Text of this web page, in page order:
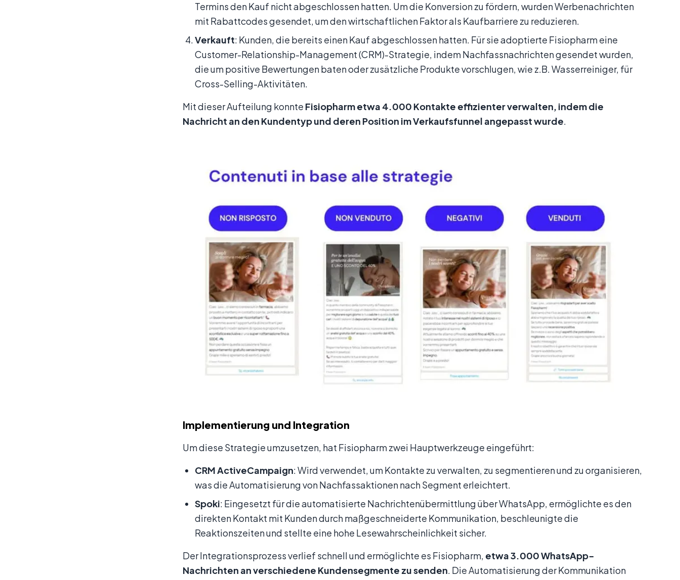
Termins den Kauf nicht abgeschlossen hatten. Um die Konversion zu fördern, wurden Werbenachrichten
mit Rabattcodes gesendet, um den wirtschaftlichen Faktor als Kaufbarriere zu reduzieren.
Verkauft: Kunden, die bereits einen Kauf abgeschlossen hatten. Für sie adoptierte Fisiopharm eine
Customer-Relationship-Management (CRM)-Strategie, indem Nachfassnachrichten gesendet wurden,
die um positive Bewertungen baten oder zusätzliche Produkte vorschlugen, wie z.B. Wasserreiniger, für
Cross-Selling-Aktivitäten.
Mit dieser Aufteilung konnte Fisiopharm etwa 4.000 Kontakte effizienter verwalten, indem die
Nachricht an den Kundentyp und deren Position im Verkaufsfunnel angepasst wurde.
Implementierung und Integration
Um diese Strategie umzusetzen, hat Fisiopharm zwei Hauptwerkzeuge eingeführt:
CRM ActiveCampaign: Wird verwendet, um Kontakte zu verwalten, zu segmentieren und zu organisieren,
was die Automatisierung von Nachfassaktionen nach Segment erleichtert.
Spoki: Eingesetzt für die automatisierte Nachrichtenübermittlung über WhatsApp, ermöglichte es den
direkten Kontakt mit Kunden durch maßgeschneiderte Kommunikation, beschleunigte die
Reaktionszeiten und stellte eine hohe Lesewahrscheinlichkeit sicher.
Der Integrationsprozess verlief schnell und ermöglichte es Fisiopharm, etwa 3.000 WhatsApp-
Nachrichten an verschiedene Kundensegmente zu senden. Die Automatisierung der Kommunikation